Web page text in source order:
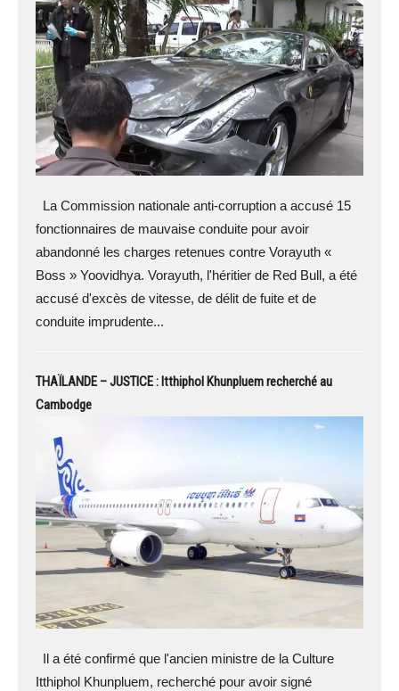
La Commission nationale anti-corruption a accusé 15
fonctionnaires de mauvaise conduite pour avoir
abandonné les charges retenues contre Vorayuth «
Boss » Yoovidhya. Vorayuth, l'héritier de Red Bull, a été
accusé d'excès de vitesse, de délit de fuite et de
conduite imprudente...
THAÏLANDE – JUSTICE : Itthiphol Khunpluem recherché au
Cambodge
Il a été confirmé que l'ancien ministre de la Culture
Itthiphol Khunpluem, recherché pour avoir signé